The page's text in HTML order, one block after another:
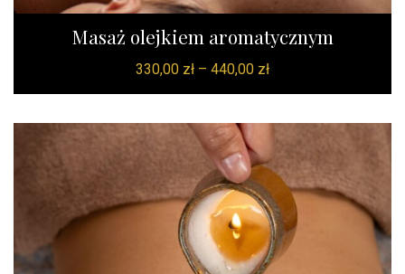
Masaż olejkiem aromatycznym
330,00 zł – 440,00 zł